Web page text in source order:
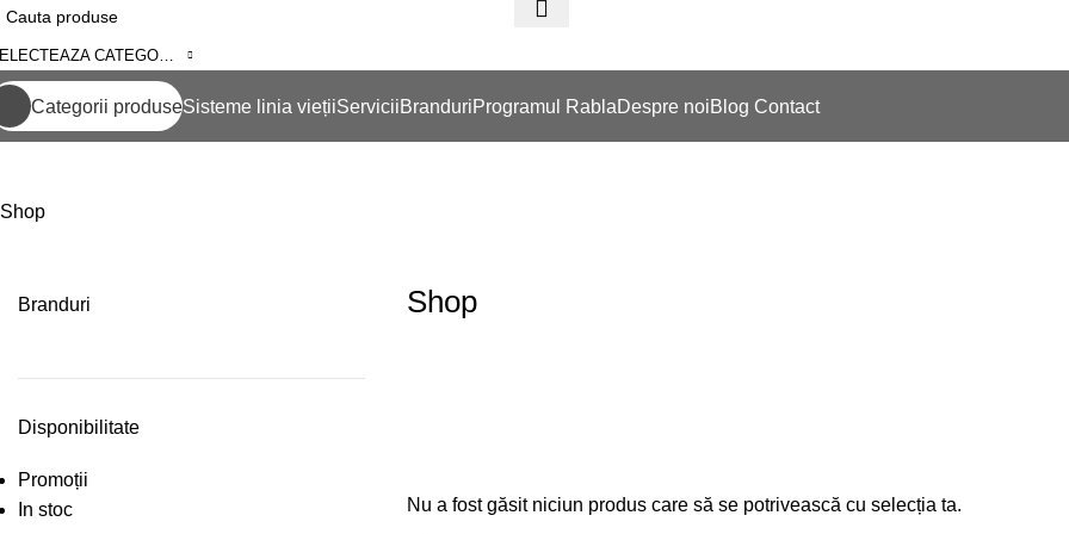
SELECTEAZA CATEGORIA
Categorii produseSisteme linia viețiiServiciiBranduriProgramul RablaDespre noiBlog Contact
Shop
Shop
Branduri
Disponibilitate
Promoții
In stoc
Shop
Nu a fost găsit niciun produs care să se potrivească cu selecția ta.